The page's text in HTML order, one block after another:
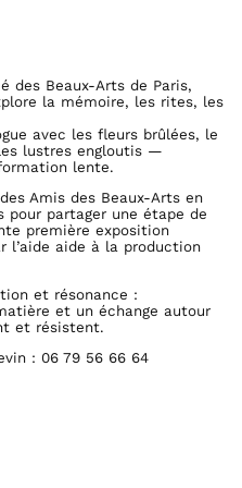
des Beaux-Arts de Paris,
la mémoire, les rites, les
avec les fleurs brûlées, le
lustres engloutis —
lente.
Amis des Beaux-Arts en
pour partager une étape de
première exposition
l’aide aide à la production
et résonance :
et un échange autour
et résistent.
: 06 79 56 66 64